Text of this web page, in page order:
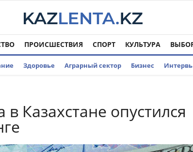
ПРОИСШЕСТВИЯ СПОРТ КУЛЬТУРА
Здоровье Аграрный сектор Бизнес
в Казахстане опустился